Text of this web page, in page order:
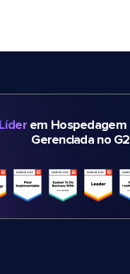
Líderem Hospedagem
Gerenciada no G2